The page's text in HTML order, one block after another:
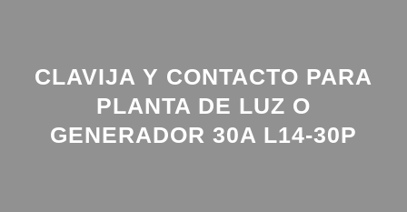
CLAVIJA Y CONTACTO PARA
PLANTA DE LUZ O
GENERADOR 30A L14-30P